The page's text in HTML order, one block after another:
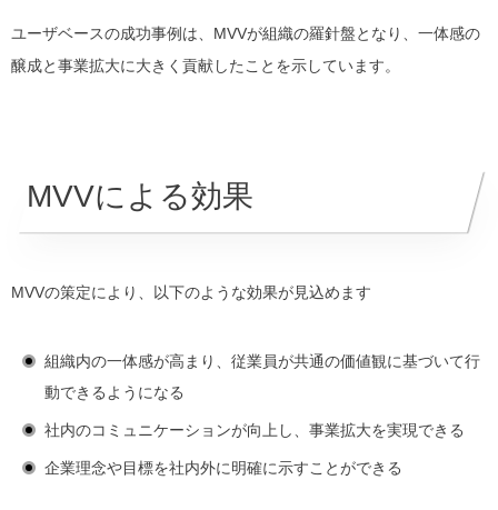
ユーザベースの成功事例は、MVVが組織の羅針盤となり、一体感の
醸成と事業拡大に大きく貢献したことを示しています。
MVVによる効果
MVVの策定により、以下のような効果が見込めます
組織内の一体感が高まり、従業員が共通の価値観に基づいて行
動できるようになる
社内のコミュニケーションが向上し、事業拡大を実現できる
企業理念や目標を社内外に明確に示すことができる